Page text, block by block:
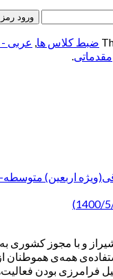
ضبط کلاس ها, عربی -
مقدماتی.
و با مجوز کشوری
همه‌ی هموطنان
فرامرزی بودن